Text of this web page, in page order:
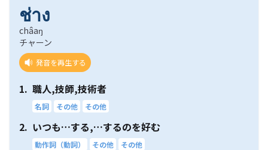
ช่าง
châaŋ
チャーン
発音を再生する
1. 職人,技師,技術者
名詞 その他 その他
2. いつも…する,…するのを好む
動作詞（動詞） その他 その他